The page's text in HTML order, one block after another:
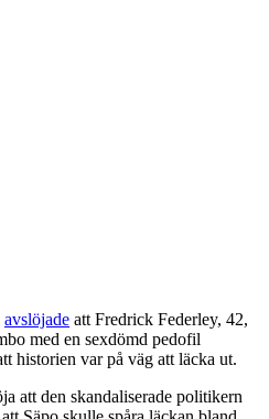
avslöjade att Fredrick Federley, 42,
med en sexdömd pedofil
historien var på väg att läcka ut.
att den skandaliserade politikern